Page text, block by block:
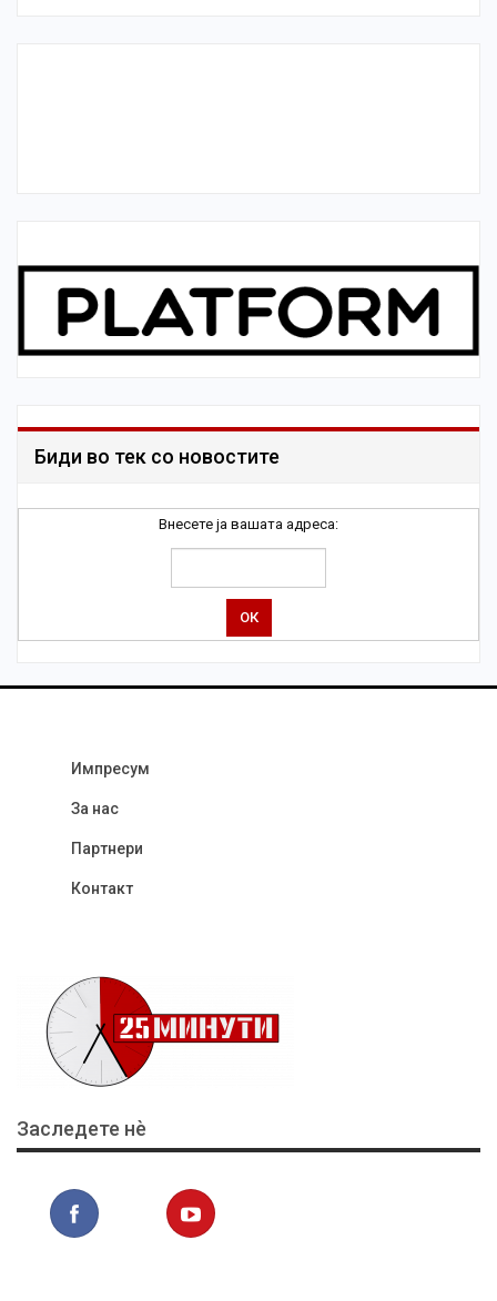
Биди во тек со новостите
Внесете ја вашата адреса:
Импресум
За нас
Партнери
Контакт
Заследете нѐ